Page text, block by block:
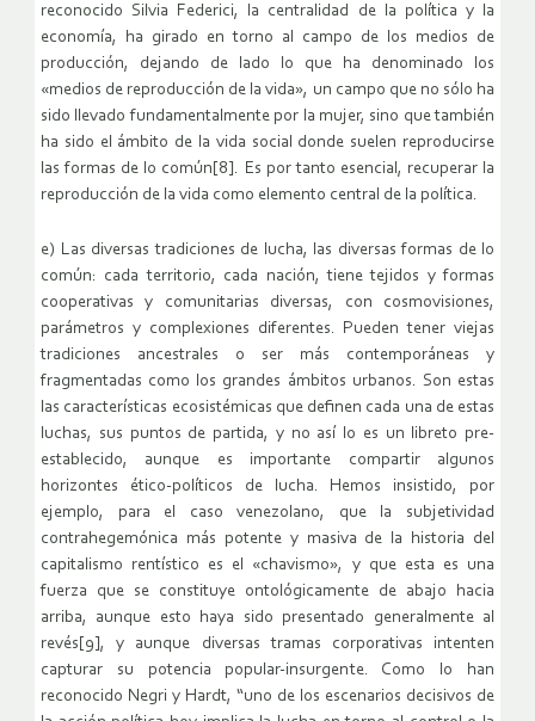
reconocido Silvia Federici, la centralidad de la política y la
economía, ha girado en torno al campo de los medios de
producción, dejando de lado lo que ha denominado los
«medios de reproducción de la vida», un campo que no sólo ha
sido llevado fundamentalmente por la mujer, sino que también
ha sido el ámbito de la vida social donde suelen reproducirse
las formas de lo común[8]. Es por tanto esencial, recuperar la
reproducción de la vida como elemento central de la política.
e) Las diversas tradiciones de lucha, las diversas formas de lo
común: cada territorio, cada nación, tiene tejidos y formas
cooperativas y comunitarias diversas, con cosmovisiones,
parámetros y complexiones diferentes. Pueden tener viejas
tradiciones ancestrales o ser más contemporáneas y
fragmentadas como los grandes ámbitos urbanos. Son estas
las características ecosistémicas que definen cada una de estas
luchas, sus puntos de partida, y no así lo es un libreto pre-
establecido, aunque es importante compartir algunos
horizontes ético-políticos de lucha. Hemos insistido, por
ejemplo, para el caso venezolano, que la subjetividad
contrahegemónica más potente y masiva de la historia del
capitalismo rentístico es el «chavismo», y que esta es una
fuerza que se constituye ontológicamente de abajo hacia
arriba, aunque esto haya sido presentado generalmente al
revés[9], y aunque diversas tramas corporativas intenten
capturar su potencia popular-insurgente. Como lo han
reconocido Negri y Hardt, “uno de los escenarios decisivos de